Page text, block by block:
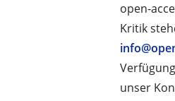
open-
Kritik
unser